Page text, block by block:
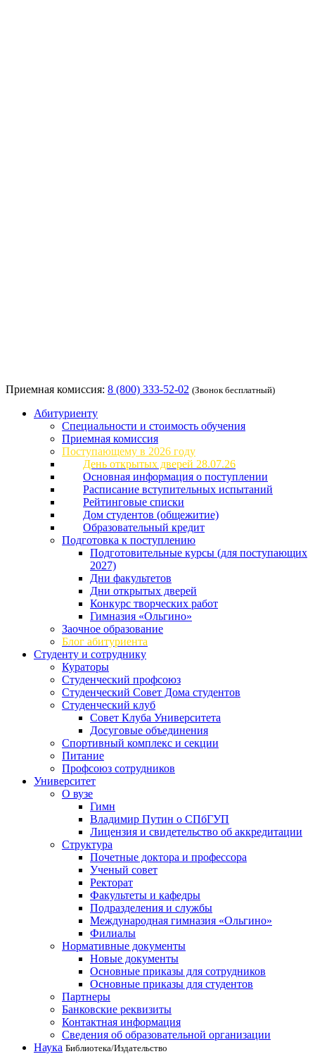
Приемная комиссия: 8 (800) 333-52-02 (Звонок бесплатный)
Абитуриенту
Специальности и стоимость обучения
Приемная комиссия
Поступающему в 2026 году
День открытых дверей 28.07.26
Основная информация о поступлении
Расписание вступительных испытаний
Рейтинговые списки
Дом студентов (общежитие)
Образовательный кредит
Подготовка к поступлению
Подготовительные курсы (для поступающих
2027)
Дни факультетов
Дни открытых дверей
Конкурс творческих работ
Гимназия «Ольгино»
Заочное образование
Блог абитуриента
Студенту и сотруднику
Кураторы
Студенческий профсоюз
Студенческий Совет Дома студентов
Студенческий клуб
Совет Клуба Университета
Досуговые объединения
Спортивный комплекс и секции
Питание
Профсоюз сотрудников
Университет
О вузе
Гимн
Владимир Путин о СПбГУП
Лицензия и свидетельство об аккредитации
Структура
Почетные доктора и профессора
Ученый совет
Ректорат
Факультеты и кафедры
Подразделения и службы
Международная гимназия «Ольгино»
Филиалы
Нормативные документы
Новые документы
Основные приказы для сотрудников
Основные приказы для студентов
Партнеры
Банковские реквизиты
Контактная информация
Сведения об образовательной организации
Наука Библиотека/Издательство